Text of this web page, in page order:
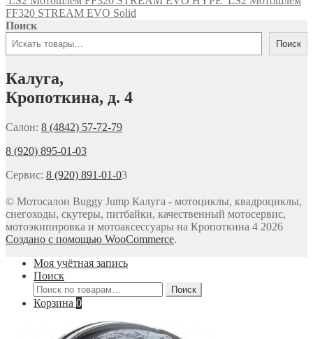
FF320 STREAM EVO Solid
Поиск
Поиск
Калуга,
Кропоткина, д. 4
Салон: 8 (4842) 57-72-79
8 (920) 895-01-03
Сервис: 8 (920) 891-01-03
© Мотосалон Buggy Jump Калуга - мотоциклы, квадроциклы,
снегоходы, скутеры, питбайки, качественный мотосервис,
мотоэкипировка и мотоаксессуары на Кропоткина 4 2026
Создано с помощью WooCommerce.
Моя учётная запись
Поиск
Искать:
Поиск
Корзина 0